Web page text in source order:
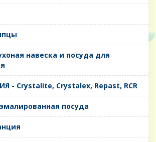
навеска и посуда для
- Crystalite, Crystalex, Repast, RCR
посуда